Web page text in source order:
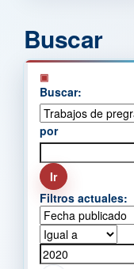
Buscar
Buscar:
por
Filtros actuales: